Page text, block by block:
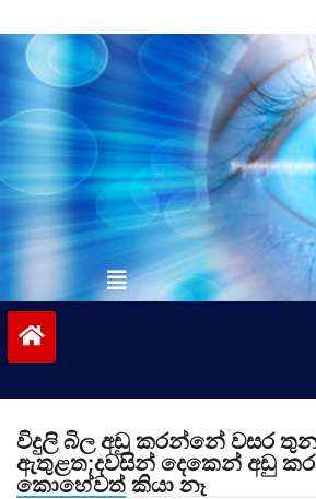
to
contentvinivida.lk
විදුලි බිල අඩු කරන්නේ වසර
ඇතුළත;දවසින් දෙකෙන් අඩු
කොහේවත් කියා නෑ